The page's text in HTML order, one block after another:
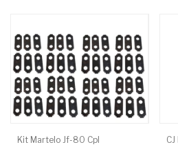
Kit Martelo Jf-80 Cpl